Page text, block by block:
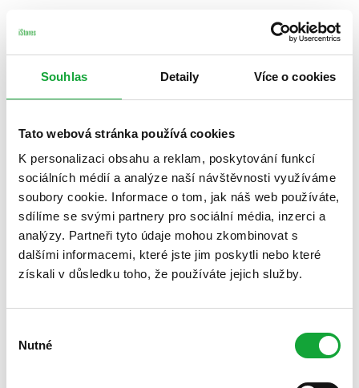
Souhlas Detaily Více o cookies
Tato webová stránka používá cookies
K personalizaci obsahu a reklam, poskytování funkcí
sociálních médií a analýze naší návštěvnosti využíváme
soubory cookie. Informace o tom, jak náš web používáte,
sdílíme se svými partnery pro sociální média, inzerci a
analýzy. Partneři tyto údaje mohou zkombinovat s
dalšími informacemi, které jste jim poskytli nebo které
získali v důsledku toho, že používáte jejich služby.
souhlasu
Nutné